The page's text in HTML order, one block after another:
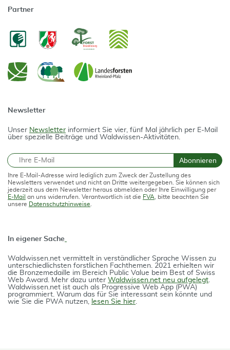
Partner
Newsletter
Unser Newsletter informiert Sie vier, fünf Mal jährlich per E-Mail
über spezielle Beiträge und Waldwissen-Aktivitäten.
E-Mail Abonnieren
Ihre E-Mail-Adresse wird lediglich zum Zweck der Zustellung des
Newsletters verwendet und nicht an Dritte weitergegeben. Sie können sich
jederzeit aus dem Newsletter heraus abmelden oder Ihre Einwilligung per
E-Mail an uns widerrufen. Verantwortlich ist die FVA , bitte beachten Sie
unsere Datenschutzhinweise
In eigener Sache
Waldwissen.net vermittelt in verständlicher Spra­che Wissen zu
unterschiedlichsten forstlichen Fach­themen. 2021 erhielten wir
die Bron­ze­medail­le im Bereich Public Value beim Best of Swiss
Web Award. Mehr dazu unter Waldwissen.net neu aufgelegt
Waldwissen.net ist auch als Progres­si­ve Web App (PWA)
programmiert. Warum das für Sie interessant sein könnte und
wie Sie die PWA nutzen,
lesen Sie hier